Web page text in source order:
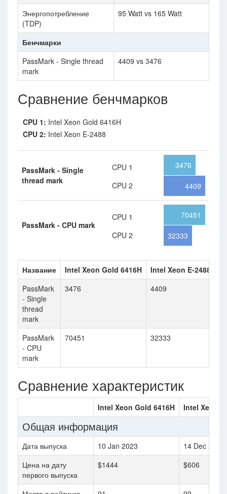
Энергопотребление
(TDP)
95 Watt vs 165 Watt
Бенчмарки
PassMark - Single thread
mark
4409 vs 3476
Сравнение бенчмарков
CPU 1: Intel Xeon Gold 6416H
CPU 2: Intel Xeon E-2488
PassMark - Single
thread mark
CPU 1
CPU 2
3476
4409
PassMark - CPU mark
CPU 1
CPU 2
70451
32333
Название Intel Xeon Gold 6416H
Intel Xeon E-2488
PassMark
- Single
thread
mark
3476 4409
PassMark
- CPU
mark
70451 32333
Сравнение характеристик
Intel Xeon Gold 6416H Intel Xeon
Общая информация
Дата выпуска 10 Jan 2023
14 Dec 2023
Цена на дату
первого выпуска
$1444 $606